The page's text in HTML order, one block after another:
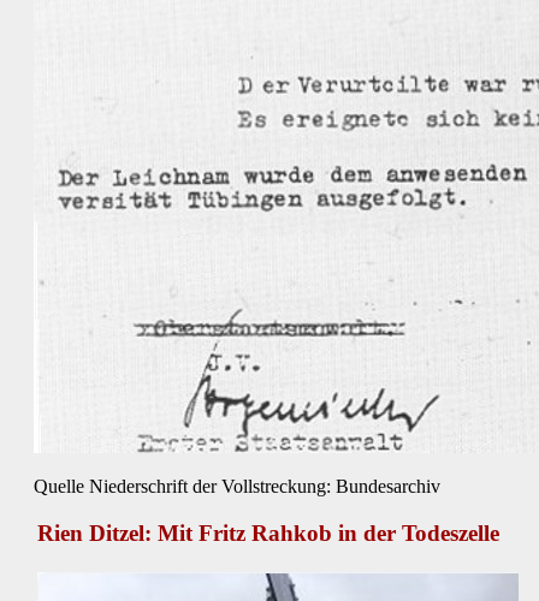
Quelle Niederschrift der Vollstreckung: Bundesarchiv
Rien Ditzel: Mit Fritz Rahkob in der Todeszelle